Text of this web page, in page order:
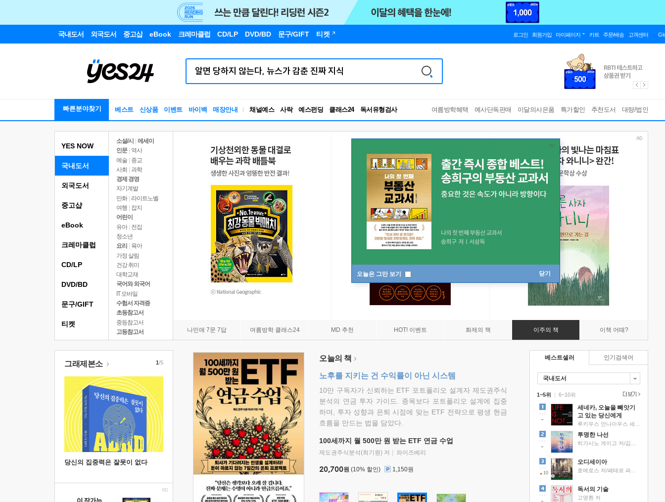
국내도서 외국도서 중고샵 eBook 크레마클럽 CD/LP DVD/BD 문구/GIFT 티켓 로그인 회원가입 마이페이지 카트 주문/배송 고객센터
빠른분야찾기 베스트 신상품 이벤트 바이백 매장안내 채널예스 사락 예스펀딩 클래스24
RBTI Lab
독서유형검사
여름방학혜택 예사단독판매 이달의사은품 특가할인 추천도서 대량/법인
오늘은 그만 보기 닫기
YES NOW
국내도서
소설/시
에세이
인문
역사
예술 | 종교
사회 | 과학
경제 경영
자기계발
만화 | 라이트노벨
여행
잡지
어린이
유아 | 전집
청소년
요리
육아
가정 살림
건강 취미
대학교재
국어와 외국어
IT 모바일
수험서 자격증
초등참고서
중등참고서
고등참고서
나민애 7문 7답 여름방학 클래스24 MD 추천 HOT! 이벤트 화제의 책 이주의 책 이책 어때?
외국도서
중고샵
eBook
크레마클럽
CD/LP
DVD/BD
문구/GIFT
티켓
그래제본소
당신의 집중력은 잘못이 없다
1/5 오늘의 책
노후를 지키는 건 수익률이 아닌 시스템
10만 구독자가 신뢰하는 ETF 포트폴리오 설계자 제도권주식
분석의 연금 투자 가이드. 종목보다 포트폴리오 설계에 집중
하며, 투자 성향과 은퇴 시점에 맞는 ETF 전략으로 평생 현금
흐름을 만드는 법을 담았다.
100세까지 월 500만 원 받는 ETF 연금 수업
제도권주식분석(최기원) 저 와이즈베리
20,700원 (10% 할인) 1,150원
베스트셀러
국내도서
1~5위 |
세네카, 오늘을 빼앗기
고 있는 당신에게
투명한 나선
10
오디세이아
독서의 기술
고명환 저
6~10위
인기검색어